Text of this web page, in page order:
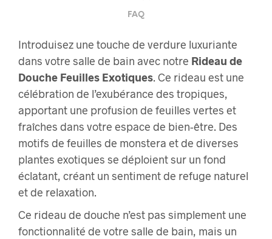
FAQ
Introduisez une touche de verdure luxuriante
dans votre salle de bain avec notre Rideau de
Douche Feuilles Exotiques. Ce rideau est une
célébration de l’exubérance des tropiques,
apportant une profusion de feuilles vertes et
fraîches dans votre espace de bien-être. Des
motifs de feuilles de monstera et de diverses
plantes exotiques se déploient sur un fond
éclatant, créant un sentiment de refuge naturel
et de relaxation.
Ce rideau de douche n’est pas simplement une
fonctionnalité de votre salle de bain, mais un